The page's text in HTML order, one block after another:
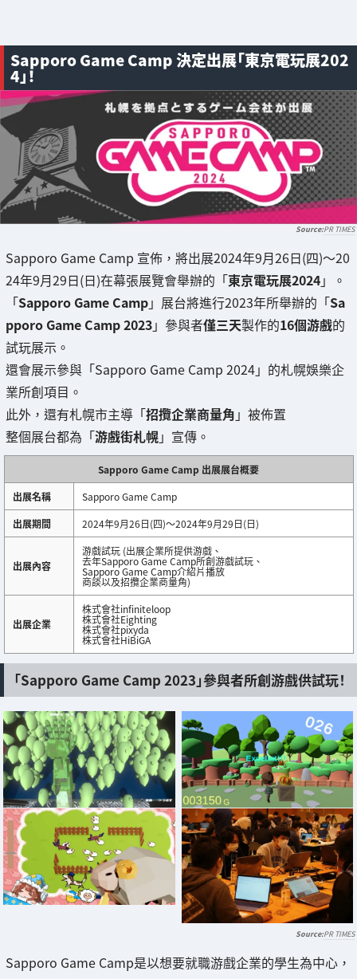
Sapporo Game Camp 決定出展「東京電玩展202
4」！
PR TIMES
Sapporo Game Camp 宣佈，將出展2024年9月26日(四)～20
24年9月29日(日)在幕張展覽會舉辦的「東京電玩展2024」。
「Sapporo Game Camp」展台將進行2023年所舉辦的「Sa
pporo Game Camp 2023」參與者僅三天製作的16個游戲的
試玩展示。
還會展示參與「Sapporo Game Camp 2024」的札幌娛樂企
業所創項目。
此外，還有札幌市主導「招攬企業商量角 」被佈置
整個展台都為「游戲街札幌」宣傳。
Sapporo Game Camp 出展展台概要
出展名稱
Sapporo Game Camp
出展期間
2024年9月26日(四)～2024年9月29日(日)
出展內容
游戲試玩 (出展企業所提供游戲、
去年Sapporo Game Camp所創游戲試玩、
Sapporo Game Camp介紹片播放
商談以及招攬企業商量角)
出展企業
株式會社infiniteloop
株式會社Eighting
株式會社pixyda
株式會社HiBiGA
「Sapporo Game Camp 2023」參與者所創游戲供試玩！
PR TIMES
Sapporo Game Camp是以想要就職游戲企業的學生為中心，